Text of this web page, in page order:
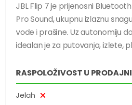
JBL Flip 7 je prijenosni
Pro Sound, ukupnu izlaznu
vode i prašine. Uz autonomiju
idealan je za putovanja, izlete,
RASPOLOŽIVOST U
Jelah